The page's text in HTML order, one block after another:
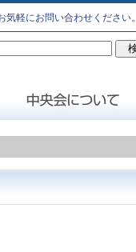
気軽にお問い合わせください。